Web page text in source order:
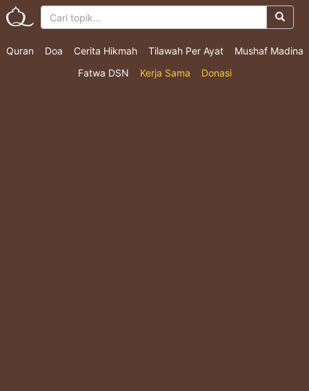
Quran Doa Cerita Hikmah Tilawah Per Ayat
Mushaf Madina
Fatwa DSN
Kerja Sama Donasi